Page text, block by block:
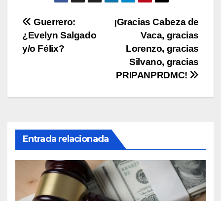
Navegación
de
¡Gracias Cabeza de
Vaca, gracias
Lorenzo, gracias
Silvano, gracias
PRIPANPRDMC!
Guerrero:
¿Evelyn Salgado
y/o Félix?
Entrada relacionada